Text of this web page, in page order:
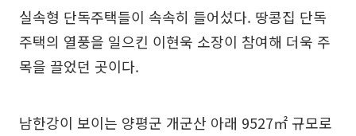
실속형 단독주택들이 속속히 들어섰다. 땅콩집 단독
주택의 열풍을 일으킨 이현욱 소장이 참여해 더욱 주
목을 끌었던 곳이다.
남한강이 보이는 양평군 개군산 아래 9527㎡ 규모로